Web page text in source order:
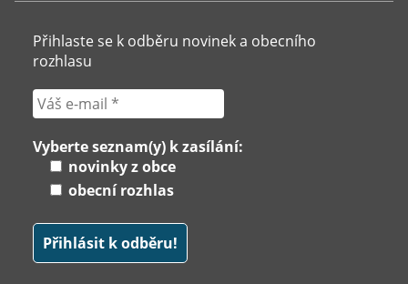
Přihlaste se k odběru novinek a obecního
rozhlasu
Vyberte seznam(y) k zasílání:
novinky z obce
obecní rozhlas